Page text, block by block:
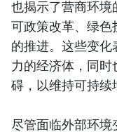
也揭示了营商环
可政策改革、绿
的推进。这些变
力的经济体，同
碍，以维持可持续
尽管面临外部环